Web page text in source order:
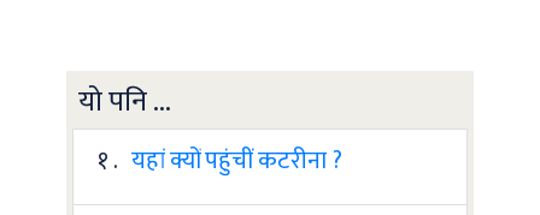
यो पनि ...
१ . यहां क्यों पहुंचीं कटरीना ?